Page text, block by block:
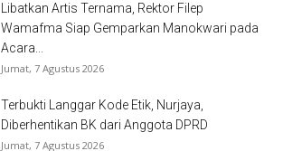
Libatkan Artis Ternama, Rektor Filep
Wamafma Siap Gemparkan Manokwari pada
Acara...
Jumat, 7 Agustus 2026
Terbukti Langgar Kode Etik, Nurjaya,
Diberhentikan BK dari Anggota DPRD
Jumat, 7 Agustus 2026